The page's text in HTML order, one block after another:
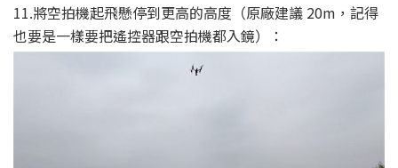
11.將空拍機起飛懸停到更高的高度（原廠建議 20m，記得
也要是一樣要把遙控器跟空拍機都入鏡）：